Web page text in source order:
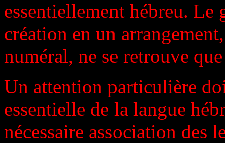
essentiellement hébreu. Le
création en un
numéral, ne se retrouve
Un attention particulière
essentielle de la langue
nécessaire association des